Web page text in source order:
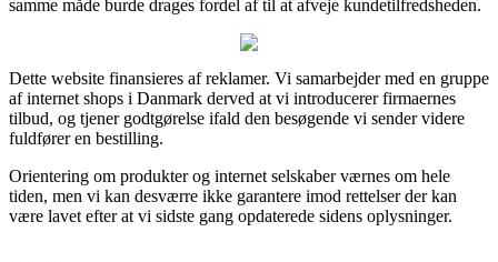
samme måde burde drages fordel af til at afveje kundetilfredsheden.
Dette website finansieres af reklamer. Vi samarbejder med en gruppe
af internet shops i Danmark derved at vi introducerer firmaernes
tilbud, og tjener godtgørelse ifald den besøgende vi sender videre
fuldfører en bestilling.
Orientering om produkter og internet selskaber værnes om hele
tiden, men vi kan desværre ikke garantere imod rettelser der kan
være lavet efter at vi sidste gang opdaterede sidens oplysninger.